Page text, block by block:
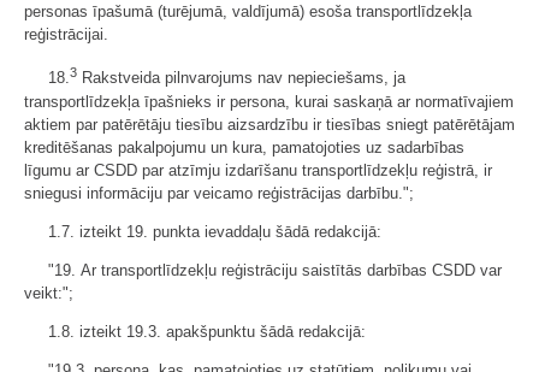
personas īpašumā (turējumā, valdījumā) esoša transportlīdzekļa
reģistrācijai.
18.3 Rakstveida pilnvarojums nav nepieciešams, ja
transportlīdzekļa īpašnieks ir persona, kurai saskaņā ar normatīvajiem
aktiem par patērētāju tiesību aizsardzību ir tiesības sniegt patērētājam
kreditēšanas pakalpojumu un kura, pamatojoties uz sadarbības
līgumu ar CSDD par atzīmju izdarīšanu transportlīdzekļu reģistrā, ir
sniegusi informāciju par veicamo reģistrācijas darbību.";
1.7. izteikt 19. punkta ievaddaļu šādā redakcijā:
"19. Ar transportlīdzekļu reģistrāciju saistītās darbības CSDD var
veikt:";
1.8. izteikt 19.3. apakšpunktu šādā redakcijā: